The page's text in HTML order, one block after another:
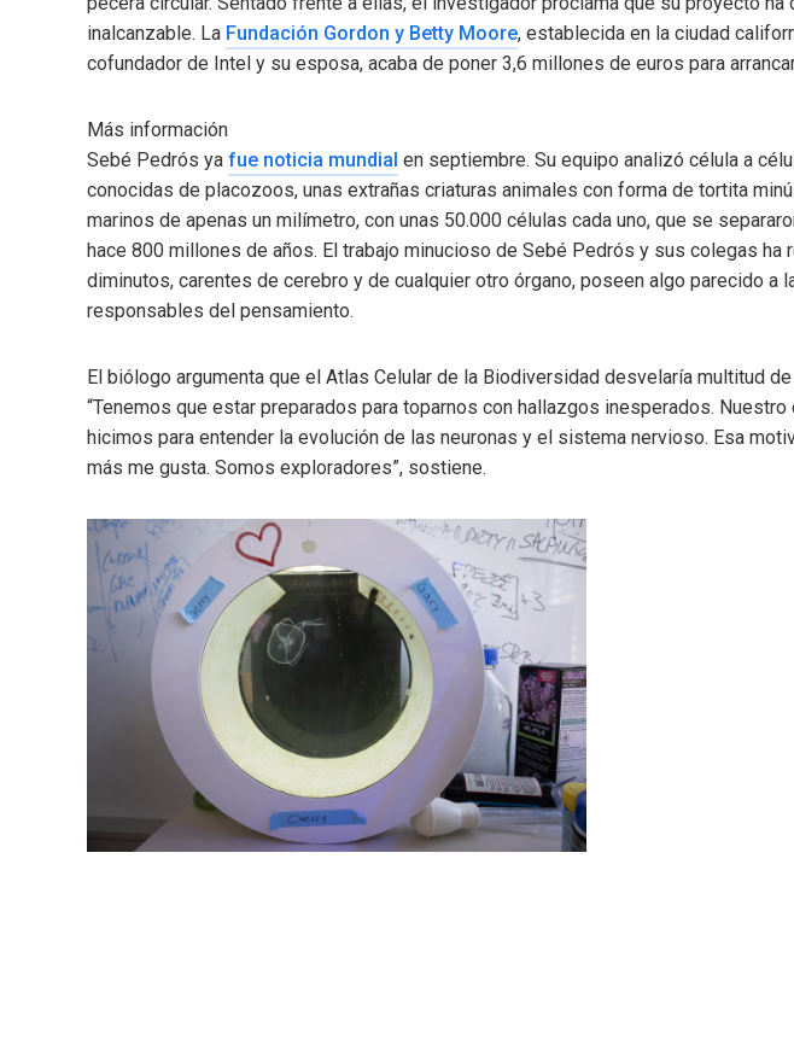
inalcanzable. La Fundación Gordon y Betty Moore, establecida en la ciudad
cofundador de Intel y su esposa, acaba de poner 3,6 millones de euros para
Más información
Sebé Pedrós ya fue noticia mundial en septiembre. Su equipo analizó célula a
conocidas de placozoos, unas extrañas criaturas animales con forma de tortita
marinos de apenas un milímetro, con unas 50.000 células cada uno, que se
hace 800 millones de años. El trabajo minucioso de Sebé Pedrós y sus colegas ha
diminutos, carentes de cerebro y de cualquier otro órgano, poseen algo parecido a
responsables del pensamiento.
El biólogo argumenta que el Atlas Celular de la Biodiversidad desvelaría multitud
“Tenemos que estar preparados para toparnos con hallazgos inesperados.
hicimos para entender la evolución de las neuronas y el sistema nervioso. Esa
más me gusta. Somos exploradores”, sostiene.